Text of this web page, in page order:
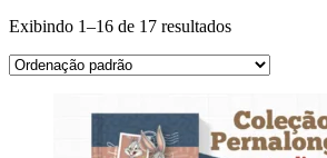
Exibindo 1–16 de 17 resultados